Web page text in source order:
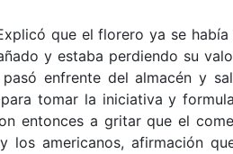
que el florero ya se
y estaba perdiendo su
enfrente del almacén y
tomar la iniciativa y
entonces a gritar que el
los americanos, afirmación